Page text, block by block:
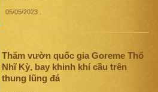
05/05/2023
Thăm vườn quốc gia Goreme Thổ
Nhĩ Kỳ, bay khinh khí cầu trên
thung lũng đá